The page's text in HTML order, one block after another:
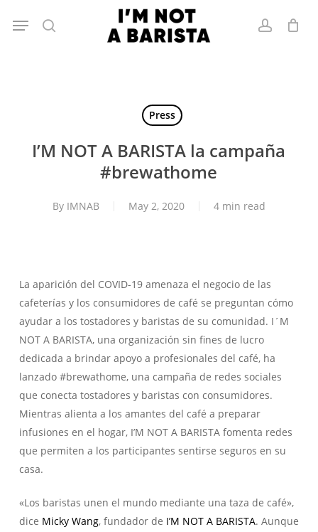
search account
Menu
Press
I’M NOT A BARISTA la campaña
#brewathome
By IMNAB May 2, 2020 4 min read
La aparición del COVID-19 amenaza el negocio de las
cafeterías y los consumidores de café se preguntan cómo
ayudar a los tostadores y baristas de su comunidad. I´M
NOT A BARISTA, una organización sin fines de lucro
dedicada a brindar apoyo a profesionales del café, ha
lanzado #brewathome, una campaña de redes sociales
que conecta tostadores y baristas con consumidores.
Mientras alienta a los amantes del café a preparar
infusiones en el hogar,I’M NOT A BARISTAfomenta redes
que permiten a los participantes sentirse seguros en su
casa.
«Los baristas unen el mundo mediante una taza de café»,
dice Micky Wang, fundador de I’M NOT A BARISTA. Aunque